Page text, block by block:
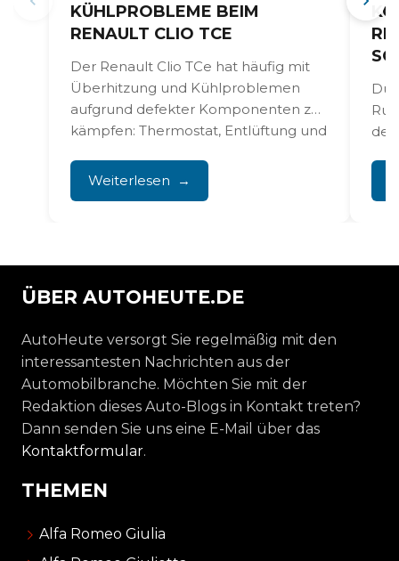
KÜHLPROBLEME BEIM
RENAULT CLIO TCE
Der Renault Clio TCe hat häufig mit
Überhitzung und Kühlproblemen
aufgrund defekter Komponenten zu
kämpfen: Thermostat, Entlüftung und
Weiterlesen
SO
ÜBER AUTOHEUTE.DE
AutoHeute versorgt Sie regelmäßig mit den
interessantesten Nachrichten aus der
Automobilbranche. Möchten Sie mit der
Redaktion dieses Auto-Blogs in Kontakt treten?
Dann senden Sie uns eine E-Mail über das
Kontaktformular.
THEMEN
Alfa Romeo Giulia